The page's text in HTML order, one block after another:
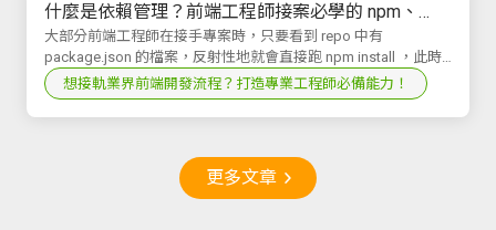
什麼是依賴管理？前端工程師接案必學的 npm、
Yarn、pnpm 與 Bun 完整解析
大部分前端工程師在接手專案時，只要看到 repo 中有
package.json 的檔案，反射性地就會直接跑 npm install ，此時
大多數人肯定都不是期...
想接軌業界前端開發流程？打造專業工程師必備能力！
更多文章